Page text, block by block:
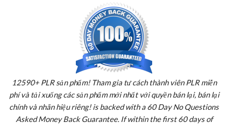
12590+ PLR sản phẩm! Tham gia tư cách thành viên PLR miễn
phí và tải xuống các sản phẩm mới nhất với quyền bán lại, bán lại
chính và nhãn hiệu riêng! is backed with a 60 Day No Questions
Asked Money Back Guarantee. If within the first 60 days of